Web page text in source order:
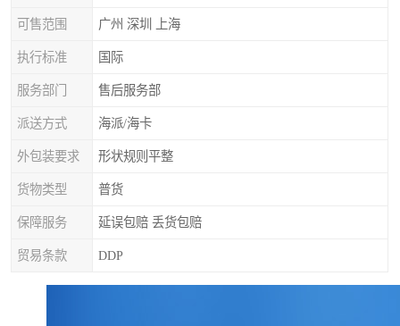
可售范围 广州 深圳 上海
执行标准 国际
服务部门 售后服务部
派送方式 海派/海卡
外包装要求 形状规则平整
货物类型 普货
保障服务 延误包赔 丢货包赔
贸易条款 DDP